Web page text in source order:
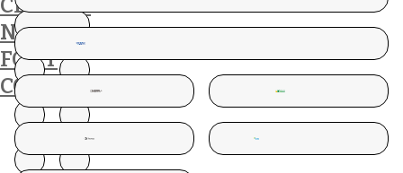
CLIENTS
NOUS
FONT
CONFIANCE